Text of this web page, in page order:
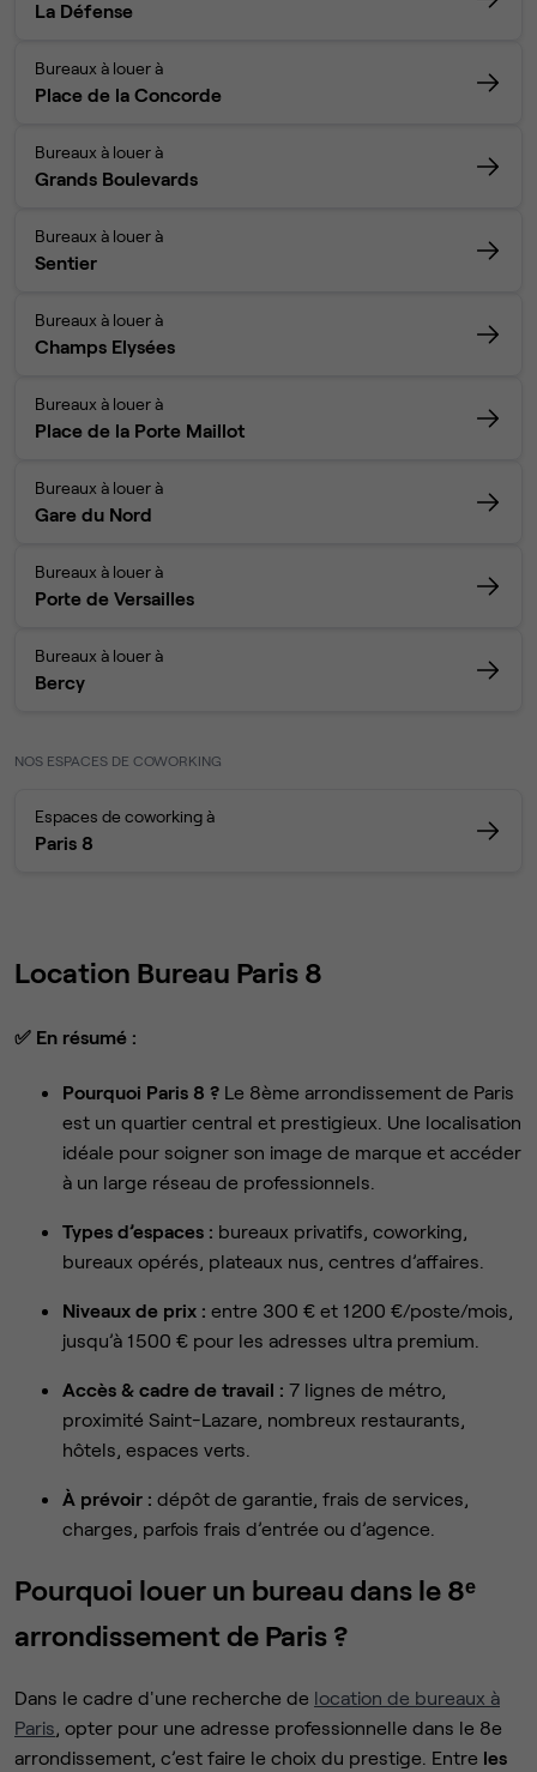
La Défense
Bureaux à louer à
Place de la Concorde
Bureaux à louer à
Grands Boulevards
Bureaux à louer à
Sentier
Bureaux à louer à
Champs Elysées
Bureaux à louer à
Place de la Porte Maillot
Bureaux à louer à
Gare du Nord
Bureaux à louer à
Porte de Versailles
Bureaux à louer à
Bercy
NOS ESPACES DE COWORKING
Espaces de coworking à
Paris 8
Location Bureau Paris 8
✅ En résumé :
Pourquoi Paris 8 ? Le 8ème arrondissement de Paris
est un quartier central et prestigieux. Une localisation
idéale pour soigner son image de marque et accéder
à un large réseau de professionnels.
Types d’espaces : bureaux privatifs, coworking,
bureaux opérés, plateaux nus, centres d’affaires.
Niveaux de prix : entre 300 € et 1 200 €/poste/mois,
jusqu’à 1 500 € pour les adresses ultra premium.
Accès & cadre de travail : 7 lignes de métro,
proximité Saint-Lazare, nombreux restaurants,
hôtels, espaces verts.
À prévoir : dépôt de garantie, frais de services,
charges, parfois frais d’entrée ou d’agence.
Pourquoi louer un bureau dans le 8ᵉ
arrondissement de Paris ?
Dans le cadre d'une recherche de location de bureaux à
Paris , opter pour une adresse professionnelle dans le 8e
arrondissement, c’est faire le choix du prestige. Entre les